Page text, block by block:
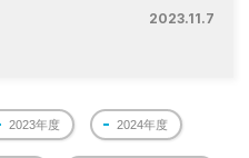
2023.11.7
2023年度 2024年度